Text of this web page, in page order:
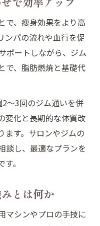
で、痩身効果をより高
ンパの流れや血行を促
ポートしながら、ジム
で、脂肪燃焼と基礎代
～3回のジム通いを併
変化と長期的な体質改
ます。サロンやジムの
談し、最適なプランを
。
とは何か
マシンやプロの手技に